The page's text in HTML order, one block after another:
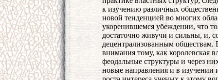
к изучению различных
новой тенденцией во многих
укоренившемся убеждении, что
достаточно живучи и сильны, и,
децентрализованным обществам.
внимания тому, как королевская
феодальные структуры и через
новые направления и в изучении